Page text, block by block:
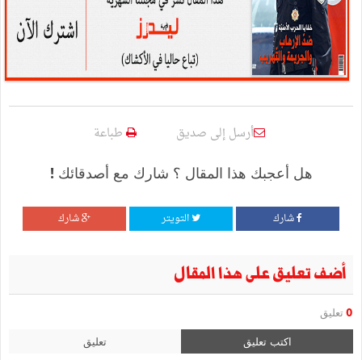
أرسل إلى صديق طباعة
هل أعجبك هذا المقال ؟ شارك مع أصدقائك !
شارك التويتر شارك
أضف تعليق على هذا المقال
0 تعليق
اكتب تعليق تعليق